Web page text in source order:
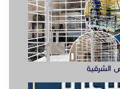
في الخبر